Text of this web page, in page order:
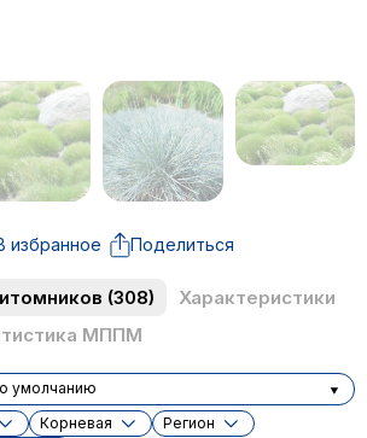
избранное Поделиться
(308)
Характеристики
МППМ
Корневая
Регион
умолчанию